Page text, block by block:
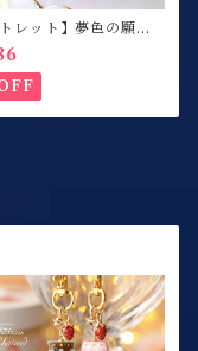
トレット】夢色の願い
ミルキーパープル